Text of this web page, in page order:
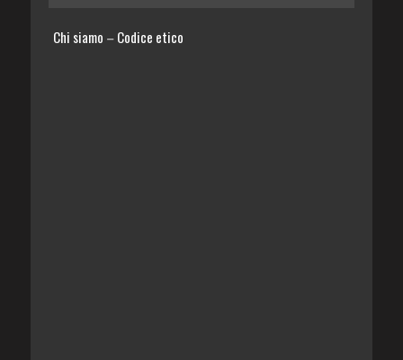
Chi siamo – Codice etico